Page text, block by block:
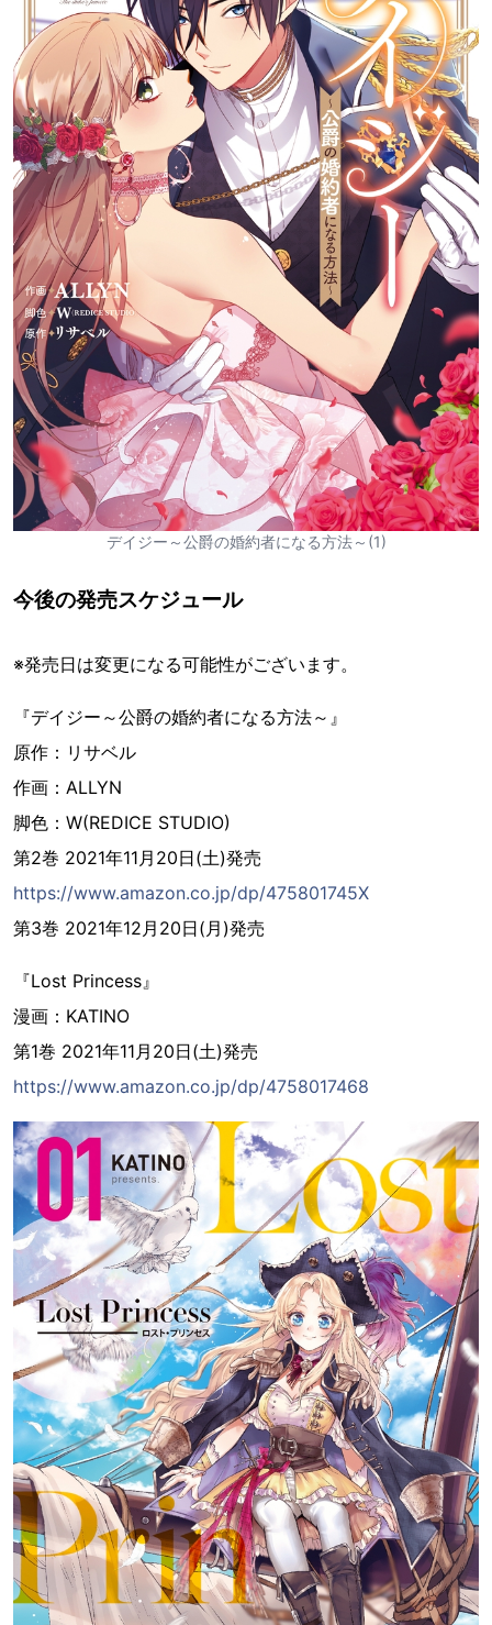
デイジー～公爵の婚約者になる方法～(1)
今後の発売スケジュール
※発売日は変更になる可能性がございます。
『デイジー～公爵の婚約者になる方法～』
原作：リサベル
作画：ALLYN
脚色：W(REDICE STUDIO)
第2巻 2021年11月20日(土)発売
https://www.amazon.co.jp/dp/475801745X
第3巻 2021年12月20日(月)発売
『Lost Princess』
漫画：KATINO
第1巻 2021年11月20日(土)発売
https://www.amazon.co.jp/dp/4758017468